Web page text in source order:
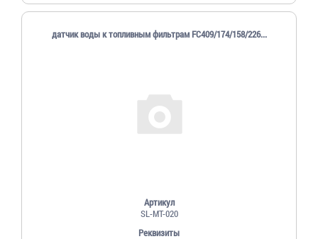
датчик воды к топливным фильтрам FC409/174/158/226...
Артикул
SL-MT-020
Реквизиты